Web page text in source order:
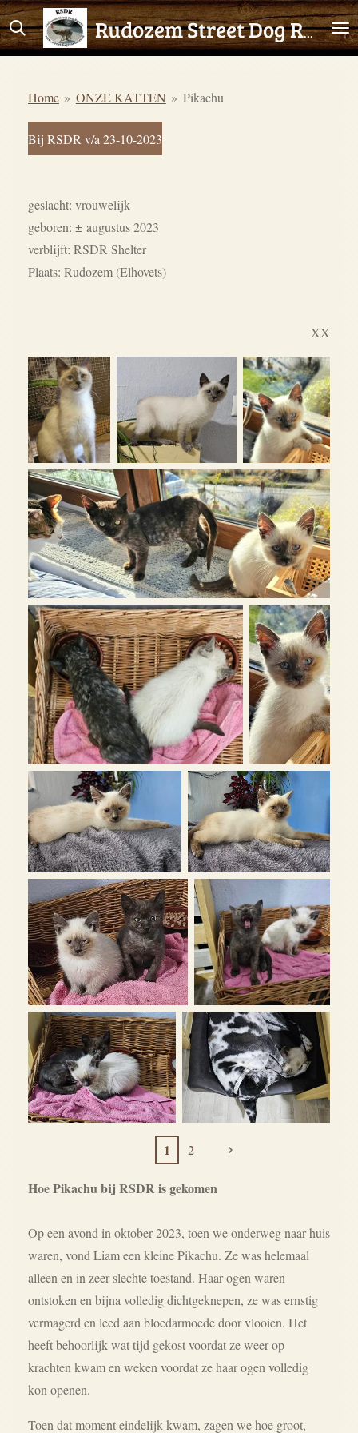
Ga
direct
hoofdinhoud
Rudozem Street Dog Rescue
Home » ONZE KATTEN » Pikachu
Bij RSDR v/a 23-10-2023
geslacht: vrouwelijk
geboren: ± augustus 2023
verblijft: RSDR Shelter
Plaats: Rudozem (Elhovets)
XX
1 2
Hoe Pikachu bij RSDR is gekomen
Op een avond in oktober 2023, toen we onderweg naar huis
waren, vond Liam een kleine Pikachu. Ze was helemaal
alleen en in zeer slechte toestand. Haar ogen waren
ontstoken en bijna volledig dichtgeknepen, ze was ernstig
vermagerd en leed aan bloedarmoede door vlooien. Het
heeft behoorlijk wat tijd gekost voordat ze weer op
krachten kwam en weken voordat ze haar ogen volledig
kon openen.
Toen dat moment eindelijk kwam, zagen we hoe groot,